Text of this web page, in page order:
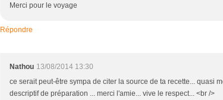
Merci pour le voyage
Répondre
Nathou 13/08/2014 13:30
ce serait peut-être sympa de citer la source de ta recette... quasi
descriptif de préparation ... merci l'amie... vive le respect... <br />